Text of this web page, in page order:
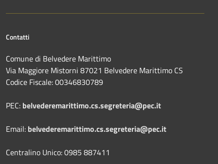
Contatti
Comune di Belvedere Marittimo
Via Maggiore Mistorni 87021 Belvedere Marittimo CS
Codice Fiscale: 00346830789
PEC: belvederemarittimo.cs.segreteria@pec.it
Email: belvederemarittimo.cs.segreteria@pec.it
Centralino Unico: 0985 887411